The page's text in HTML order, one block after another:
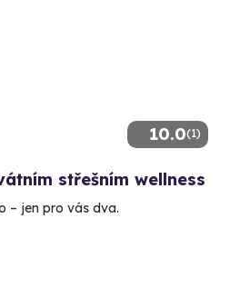
10.0(1)
střešním wellness
– jen pro vás dva.